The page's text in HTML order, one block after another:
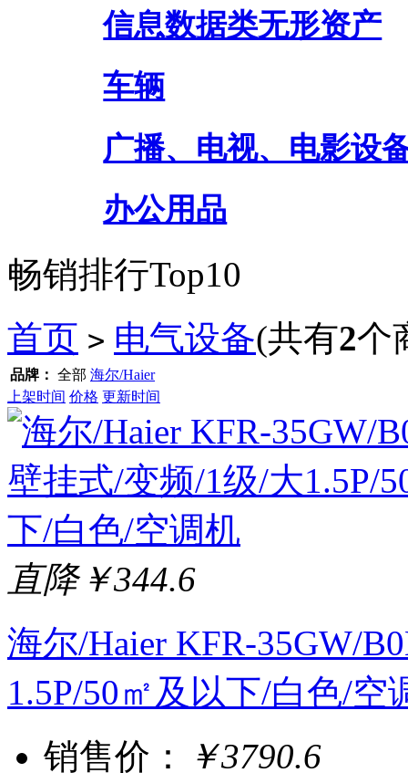
信息数据类无形资产
车辆
广播、电视、电影设
办公用品
畅销排行Top10
首页 > 电气设备(共有2个
品牌： 全部 海尔/Haier
上架时间 价格 更新时间
直降￥344.6
海尔/Haier KFR-35GW/
1.5P/50㎡及以下/白色/空
销售价：
￥3790.6